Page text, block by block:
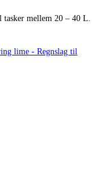
tasker mellem 20 – 40 L.